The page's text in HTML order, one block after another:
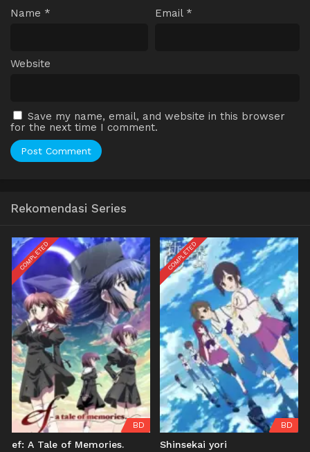
Name * Email *
Website
Save my name, email, and website in this browser
for the next time I comment.
Rekomendasi Series
COMPLETED
BD
ef: A Tale of Memories.
COMPLETED
BD
Shinsekai yori